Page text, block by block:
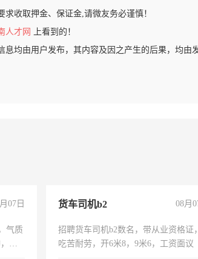
收取押金、保证金,请微友务必谨慎！
人才网
上看到的！
息均由用户发布，其内容及因之产生的后果，均由
07日
气质
有
货车司机b2 08月
招聘货车司机b2数名，带从业资格证，
吃苦耐劳，开6米8，9米6，工资面议